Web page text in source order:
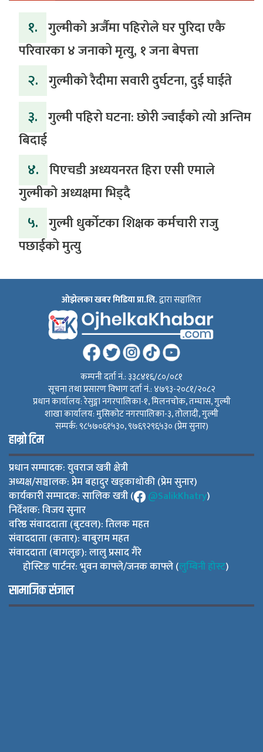
१. गुल्मीको अर्जैमा पहिरोले घर पुरिदा एकै
परिवारका ४ जनाको मृत्यु, १ जना बेपत्ता
२. गुल्मीको रैदीमा सवारी दुर्घटना, दुई घाईते
३. गुल्मी पहिरो घटना: छोरी ज्वाईंको त्यो अन्तिम
बिदाई
४. पिएचडी अध्ययनरत हिरा एसी एमाले
गुल्मीको अध्यक्षमा भिड्दै
५. गुल्मी धुर्कोटका शिक्षक कर्मचारी राजु
पछाईको मुत्यु
ओझेलका खबर मिडिया प्रा.लि.द्वारा सञ्चालित
कम्पनी दर्ता नं.: ३३८४१६/८०/०८१
सूचना तथा प्रसारण विभाग दर्ता नं.: ४७९३-२०८१/२०८२
प्रधान कार्यालय: रेसुङ्गा नगरपालिका-१, मिलनचोक, तम्घास, गुल्मी
शाखा कार्यालय: मुसिकोट नगरपालिका-३, तोलादी, गुल्मी
सम्पर्क: ९८५७०६१५३०, ९७६९२९६५३० (प्रेम सुनार)
हाम्रो टिम
प्रधान सम्पादक: युवराज खत्री क्षेत्री
अध्यक्ष/सञ्चालक: प्रेम बहादुर खड्काथोकी (प्रेम सुनार)
कार्यकारी सम्पादक: सालिक खत्री (
@SalikKhatry)
निर्देशक: विजय सुनार
वरिष्ठ संवाददाता (बुटवल): तिलक महत
संवाददाता (कतार): बाबुराम महत
संवाददाता (बागलुङ): लालु प्रसाद गैरे
होस्टिङ पार्टनर: भुवन काफ्ले/जनक काफ्ले (लुम्बिनी होस्ट)
सामाजिक संजाल